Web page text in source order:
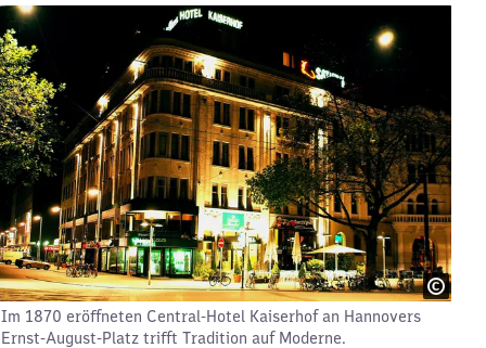
Im 1870 eröffneten Central-Hotel Kaiserhof an Hannovers
Ernst-August-Platz trifft Tradition auf Moderne.